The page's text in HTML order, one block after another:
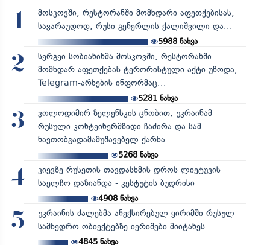
1
მოსკოვში, რესტორანში მომხდარი აფეთქებისას,
სავარაუდოდ, რუსი გენერლის ქალიშვილი და...
5988 ნახვა
2
სერგეი სობიანინმა მოსკოვში, რესტორანში
მომხდარ აფეთქებას ტერორისტული აქტი უწოდა,
Telegram-არხების ინფორმაც...
5281ნახვა
3
ვოლოდიმირ ზელენსკის ცნობით, უკრაინამ
რუსული კონტეინერმზიდი ჩაძირა და სამ
ნავთობგადამამუშავებელ ქარხა...
5268ნახვა
4
კიევზე რუსეთის თავდასხმის დროს ლიეტუვის
საელჩო დაზიანდა - კესტუტის ბუდრისი
4908ნახვა
5
უკრაინის ძალებმა ანექსირებულ ყირიმში რუსულ
სამხედრო ობიექტებზე იერიშები მიიტანეს...
4845ნახვა